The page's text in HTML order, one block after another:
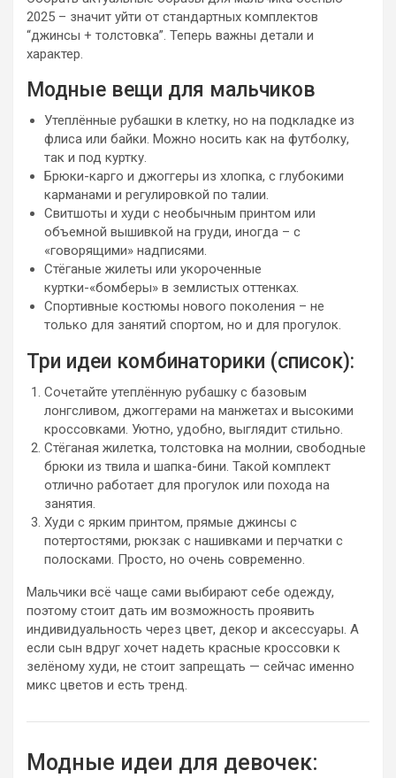
2025 – значит уйти от стандартных комплектов
“джинсы + толстовка”. Теперь важны детали и
характер.
Модные вещи для мальчиков
Утеплённые рубашки в клетку, но на подкладке из
флиса или байки. Можно носить как на футболку,
так и под куртку.
Брюки-карго и джоггеры из хлопка, с глубокими
карманами и регулировкой по талии.
Свитшоты и худи с необычным принтом или
объемной вышивкой на груди, иногда – с
«говорящими» надписями.
Стёганые жилеты или укороченные
куртки-«бомберы» в землистых оттенках.
Спортивные костюмы нового поколения – не
только для занятий спортом, но и для прогулок.
Три идеи комбинаторики (список):
Сочетайте утеплённую рубашку с базовым
лонгсливом, джоггерами на манжетах и высокими
кроссовками. Уютно, удобно, выглядит стильно.
Стёганая жилетка, толстовка на молнии, свободные
брюки из твила и шапка-бини. Такой комплект
отлично работает для прогулок или похода на
занятия.
Худи с ярким принтом, прямые джинсы с
потертостями, рюкзак с нашивками и перчатки с
полосками. Просто, но очень современно.
Мальчики всё чаще сами выбирают себе одежду,
поэтому стоит дать им возможность проявить
индивидуальность через цвет, декор и аксессуары. А
если сын вдруг хочет надеть красные кроссовки к
зелёному худи, не стоит запрещать — сейчас именно
микс цветов и есть тренд.
Модные идеи для девочек: